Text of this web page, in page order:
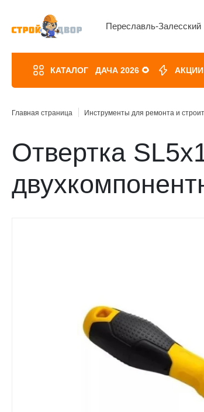
Переславль-Залесский
КАТАЛОГ ДАЧА 2026 🌻 АКЦИИ
Главная страница Инструменты для ремонта и
Отвертка